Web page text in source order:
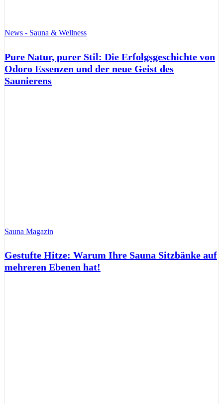
News - Sauna & Wellness
Pure Natur, purer Stil: Die Erfolgsgeschichte von
Odoro Essenzen und der neue Geist des
Saunierens
Sauna Magazin
Gestufte Hitze: Warum Ihre Sauna Sitzbänke auf
mehreren Ebenen hat!